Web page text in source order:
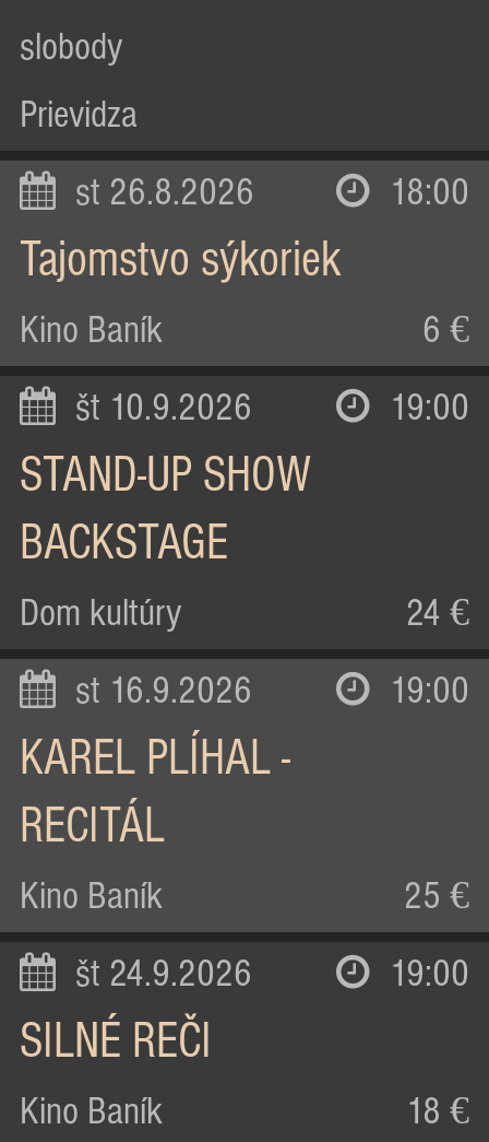
slobody
Prievidza
st 26.8.2026 18:00
Tajomstvo sýkoriek
Kino Baník 6 €
št 10.9.2026 19:00
STAND-UP SHOW
BACKSTAGE
Dom kultúry 24 €
st 16.9.2026 19:00
KAREL PLÍHAL -
RECITÁL
Kino Baník 25 €
št 24.9.2026 19:00
SILNÉ REČI
Kino Baník 18 €